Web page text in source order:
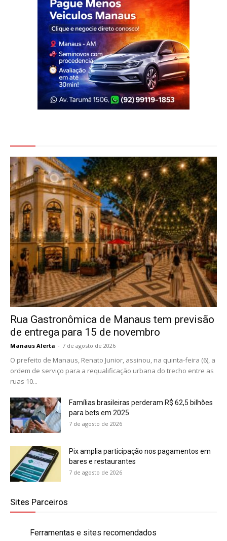
Rua Gastronômica de Manaus tem previsão
de entrega para 15 de novembro
Manaus Alerta - 7 de agosto de 2026
O prefeito de Manaus, Renato Junior, assinou, na quinta-feira (6), a
ordem de serviço para a requalificação urbana do trecho entre as
ruas 10...
Famílias brasileiras perderam R$ 62,5 bilhões
para bets em 2025
7 de agosto de 2026
Pix amplia participação nos pagamentos em
bares e restaurantes
7 de agosto de 2026
Sites Parceiros
Ferramentas e sites recomendados